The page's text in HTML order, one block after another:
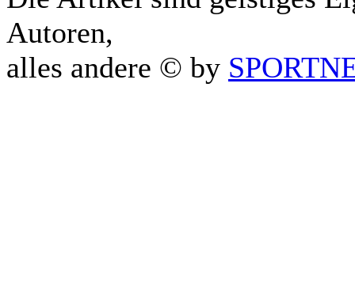
Autoren,
alles andere © by